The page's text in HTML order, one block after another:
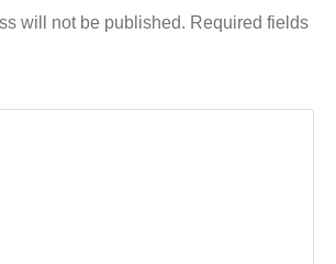
will not be published. Required fields